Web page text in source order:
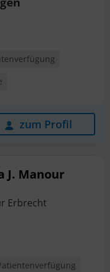
zum Profil
J. Manour
Erbrecht